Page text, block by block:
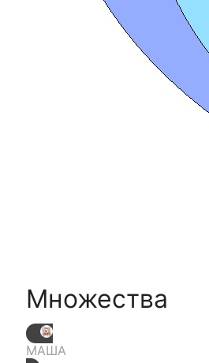
Множества
МАША